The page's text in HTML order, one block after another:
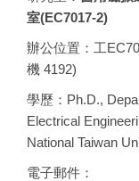
室(EC7017-2)
辦公位置：工
機 4192)
學歷：Ph.D.,
Electrical
National Taiwan
電子郵件：